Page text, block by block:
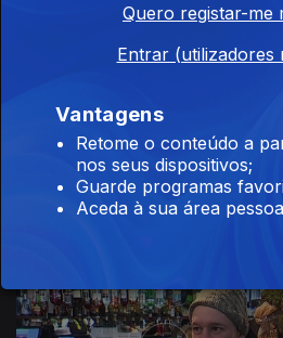
Quero registar-me
Entrar (utilizadores
Vantagens
Retome o conteúdo a
nos seus dispositivos;
Guarde programas
Aceda à sua área